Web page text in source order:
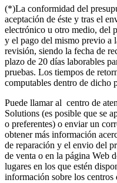
(*)La conformidad del
aceptación de éste y tras el
electrónico u otro medio, del
y el pago del mismo previo a
revisión, siendo la fecha de
plazo de 20 días laborables
pruebas. Los tiempos de
computables dentro de dicho
Puede llamar al centro de
Solutions (es posible que se
o preferentes) o enviar un
obtener más información
de reparación y el envio del
de venta o en la página Web
lugares en los que estén
información sobre los centros